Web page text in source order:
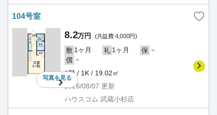
104号室
写真を見る
8.2万円 (共益費 4,000円)
敷 1ヶ月 礼 1ヶ月 保 －
償 －
1階 / 1K / 19.02㎡
2026/08/07 更新
ハウスコム 武蔵小杉店